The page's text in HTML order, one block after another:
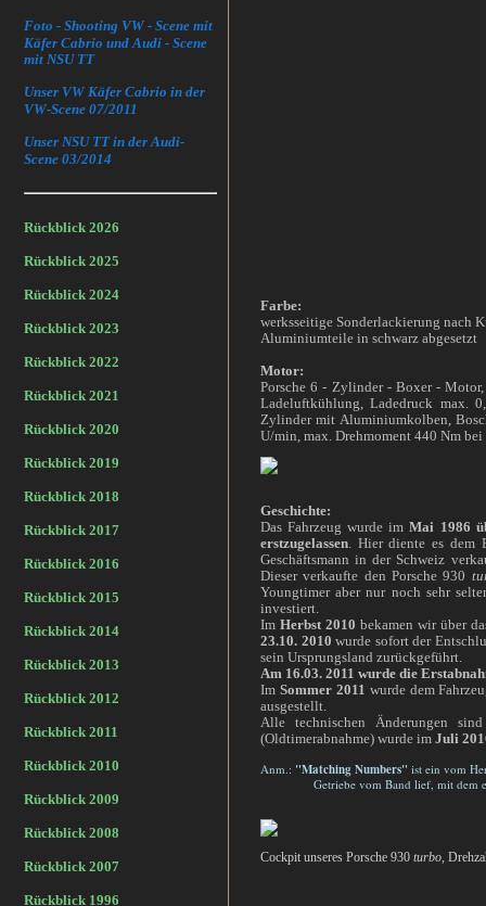
Foto - Shooting VW - Scene mit
Käfer Cabrio und Audi - Scene
mit NSU TT
Unser VW Käfer Cabrio in der
VW-Scene 07/2011
Unser NSU TT in der Audi-
Scene 03/2014
Rückblick 2026
Rückblick 2025
Rückblick 2024
Rückblick 2023
Rückblick 2022
Rückblick 2021
Rückblick 2020
Rückblick 2019
Rückblick 2018
Rückblick 2017
Rückblick 2016
Rückblick 2015
Rückblick 2014
Rückblick 2013
Rückblick 2012
Rückblick 2011
Rückblick 2010
Rückblick 2009
Rückblick 2008
Rückblick 2007
Rückblick 1996
Farbe:
werksseitige Sonderlackierung nach
Aluminiumteile in schwarz abgesetzt
Motor:
Porsche 6 - Zylinder - Boxer -
Ladeluftkühlung, Ladedruck max.
Zylinder mit Aluminiumkolben,
U/min, max. Drehmoment 440 Nm
Geschichte:
Das Fahrzeug wurde imMai 1986
erstzugelassen. Hier diente es dem
Geschäftsmann in der Schweiz
Dieser verkaufte den Porsche 930
Youngtimer aber nur noch sehr
investiert.
Im Herbst 2010 bekamen wir über
23.10. 2010 wurde sofort der
sein Ursprungsland zurückgeführt.
Am 16.03. 2011 wurde die
Im Sommer 2011 wurde dem
ausgestellt.
Alle technischen Änderungen
(Oldtimerabnahme) wurde im Juli
Anm.: "Matching Numbers" ist ein vom
Getriebe vom Band lief, mit dem es
Cockpit unseres Porsche 930 turbo,